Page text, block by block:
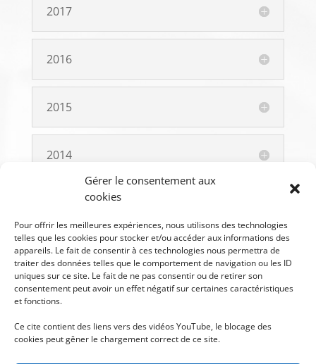
Gérer le consentement aux
cookies
Pour offrir les meilleures expériences, nous utilisons des technologies
telles que les cookies pour stocker et/ou accéder aux informations des
appareils. Le fait de consentir à ces technologies nous permettra de
traiter des données telles que le comportement de navigation ou les ID
uniques sur ce site. Le fait de ne pas consentir ou de retirer son
consentement peut avoir un effet négatif sur certaines caractéristiques
et fonctions.
Ce cite contient des liens vers des vidéos YouTube, le blocage des
cookies peut gêner le chargement correct de ce site.
2017
2016
2015
2014
2012
2011